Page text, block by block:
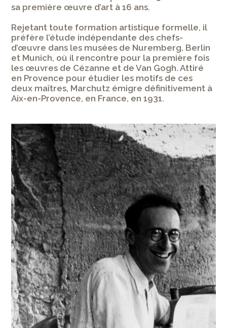
sa première œuvre d’art à 16 ans.
Rejetant toute formation artistique formelle, il
préfère l’étude indépendante des chefs-
d’œuvre dans les musées de Nuremberg, Berlin
et Munich, où il rencontre pour la première fois
les œuvres de Cézanne et de Van Gogh. Attiré
en Provence pour étudier les motifs de ces
deux maîtres, Marchutz émigre définitivement à
Aix-en-Provence, en France, en 1931.